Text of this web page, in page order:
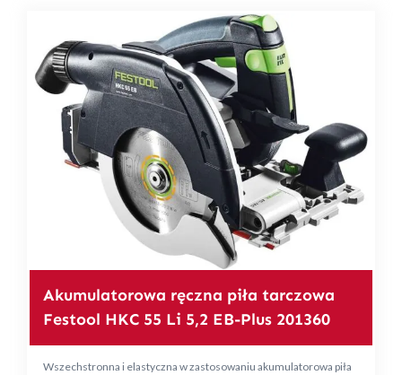
Akumulatorowa ręczna piła tarczowa
Festool HKC 55 Li 5,2 EB-Plus 201360
Wszechstronna i elastyczna w zastosowaniu akumulatorowa piła